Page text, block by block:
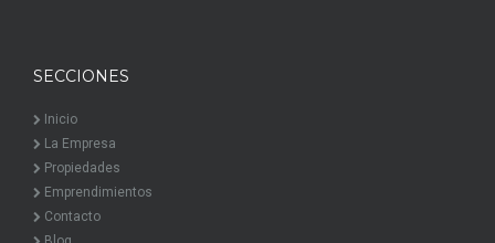
SECCIONES
Inicio
La Empresa
Propiedades
Emprendimientos
Contacto